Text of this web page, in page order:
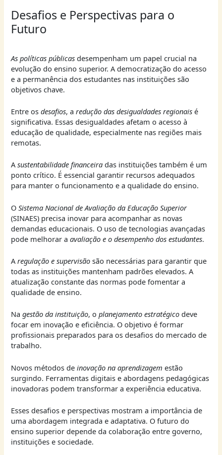
Desafios e Perspectivas para o
Futuro
As políticas públicas desempenham um papel crucial na
evolução do ensino superior. A democratização do acesso
e a permanência dos estudantes nas instituições são
objetivos chave.
Entre osdesafios, aredução das desigualdades regionais é
significativa. Essas desigualdades afetam o acesso à
educação de qualidade, especialmente nas regiões mais
remotas.
Asustentabilidade financeira das instituições também é um
ponto crítico. É essencial garantir recursos adequados
para manter o funcionamento e a qualidade do ensino.
OSistema Nacional de Avaliação da Educação Superior
(SINAES) precisa inovar para acompanhar as novas
demandas educacionais. O uso de tecnologias avançadas
pode melhorar aavaliação e o desempenho dos estudantes.
Aregulação e supervisão são necessárias para garantir que
todas as instituições mantenham padrões elevados. A
atualização constante das normas pode fomentar a
qualidade de ensino.
Nagestão da instituição, oplanejamento estratégico deve
focar em inovação e eficiência. O objetivo é formar
profissionais preparados para os desafios do mercado de
trabalho.
Novos métodos deinovação na aprendizagem estão
surgindo. Ferramentas digitais e abordagens pedagógicas
inovadoras podem transformar a experiência educativa.
Esses desafios e perspectivas mostram a importância de
uma abordagem integrada e adaptativa. O futuro do
ensino superior depende da colaboração entre governo,
instituições e sociedade.